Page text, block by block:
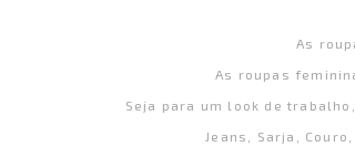
As
As roupas
Seja para um look de
Jeans, Sarja,